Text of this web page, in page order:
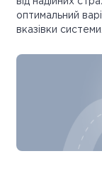
оптимальний
вказівки системи.